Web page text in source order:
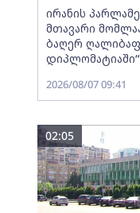
ირანის
მთავარი
ბაღერ
2026/08/07 09:41
02:05